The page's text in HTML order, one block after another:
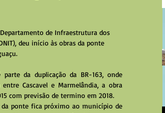
de Infraestrutura dos
deu início às obras da ponte
da duplicação da BR-163, onde
Cascavel e Marmelândia, a obra
com previsão de termino em 2018.
da ponte fica próximo ao município de